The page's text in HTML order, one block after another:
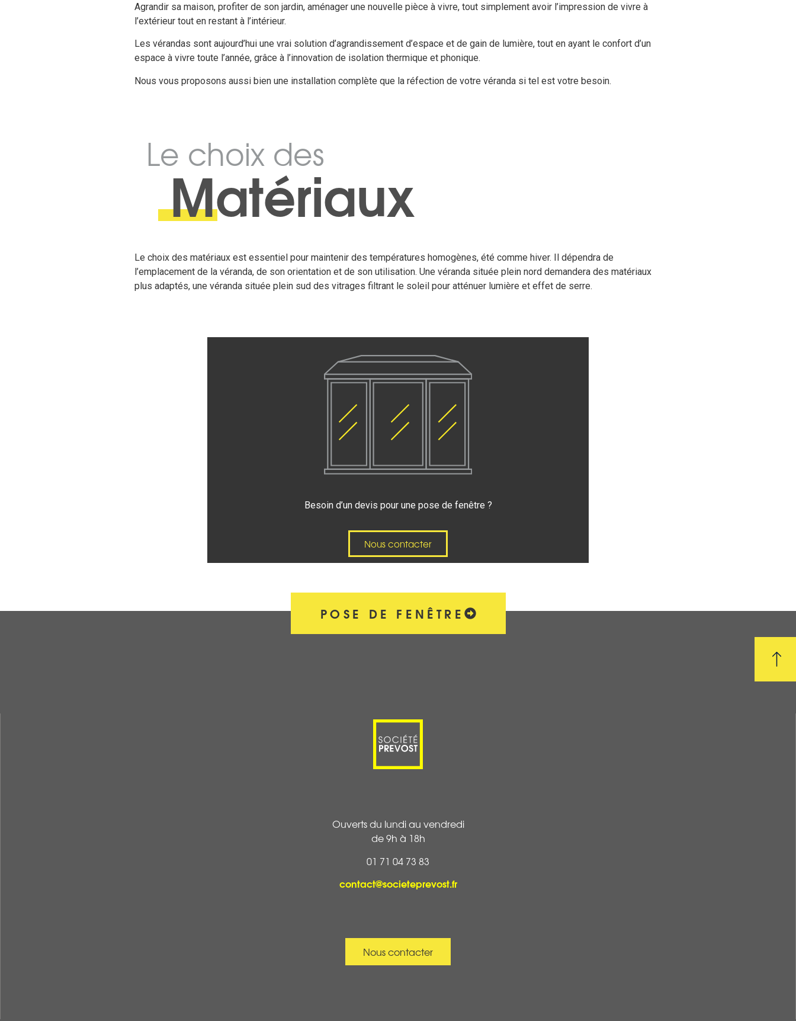
Agrandir sa maison, profiter de son jardin, aménager une nouvelle pièce à vivre, tout simplement avoir l’impression de vivre à
l’extérieur tout en restant à l’intérieur.
Les vérandas sont aujourd’hui une vrai solution d’agrandissement d’espace et de gain de lumière, tout en ayant le confort d’un
espace à vivre toute l’année, grâce à l’innovation de isolation thermique et phonique.
Nous vous proposons aussi bien une installation complète que la réfection de votre véranda si tel est votre besoin.
Le choix des
Matériaux
Le choix des matériaux est essentiel pour maintenir des températures homogènes, été comme hiver. Il dépendra de
l’emplacement de la véranda, de son orientation et de son utilisation. Une véranda située plein nord demandera des matériaux
plus adaptés, une véranda située plein sud des vitrages filtrant le soleil pour atténuer lumière et effet de serre.
Besoin d’un devis pour une pose de fenêtre ?
Nous contacter
POSE DE FENÊTRE
Ouverts du lundi au vendredi
de 9h à 18h
01 71 04 73 83
contact@societeprevost.fr
Nous contacter